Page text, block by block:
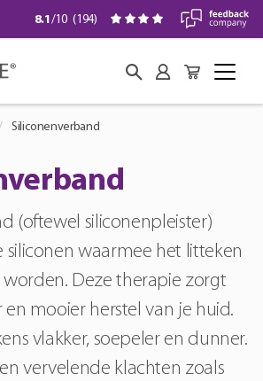
8.1/10 (194)
Siliconenverband
(oftewel siliconenpleister)
siliconen waarmee het litteken
Deze therapie zorgt
en mooier herstel van je huid.
vlakker, soepeler en dunner.
vervelende klachten zoals